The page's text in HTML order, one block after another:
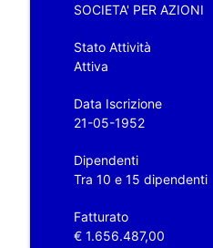
SOCIETA' PER AZIONI
Stato Attività
Attiva
Data Iscrizione
21-05-1952
Dipendenti
Tra 10 e 15 dipendenti
Fatturato
€ 1.656.487,00